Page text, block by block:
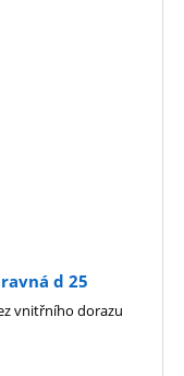
d 25
vnitřního dorazu